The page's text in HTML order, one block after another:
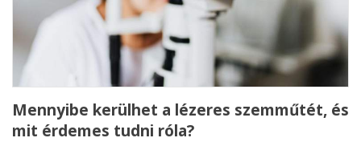
Mennyibe kerülhet a lézeres szemműtét, és
mit érdemes tudni róla?